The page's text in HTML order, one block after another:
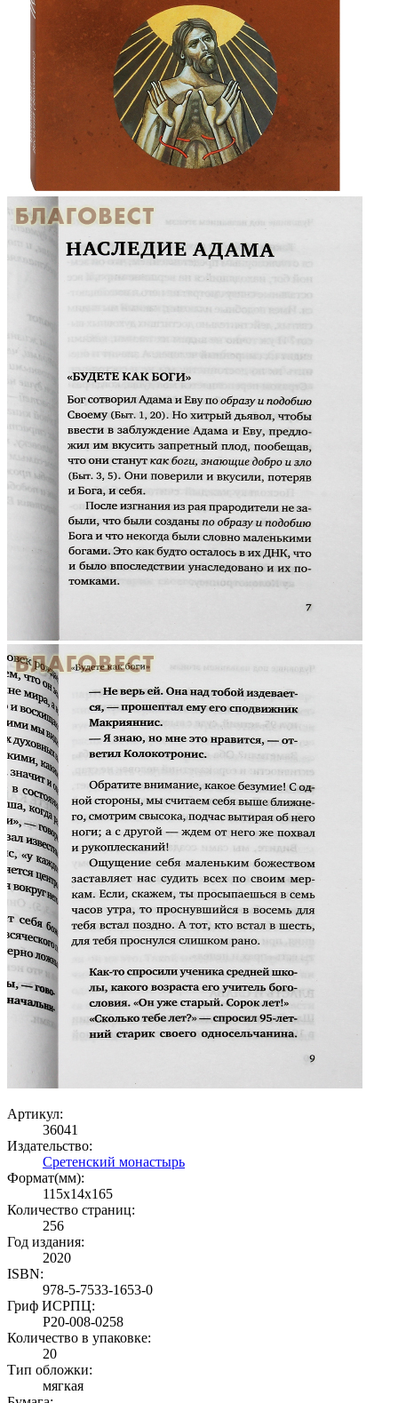
Артикул:
36041
Издательство:
Сретенский монастырь
Формат(мм):
115x14x165
Количество страниц:
256
Год издания:
2020
ISBN:
978-5-7533-1653-0
Гриф ИСРПЦ:
Р20-008-0258
Количество в упаковке:
20
Тип обложки:
мягкая